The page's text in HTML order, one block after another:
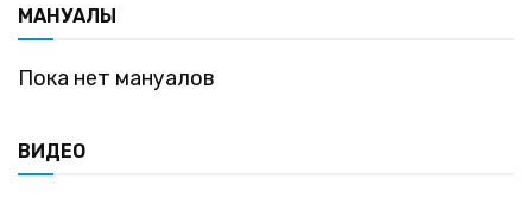
МАНУАЛЫ
Пока нет мануалов
ВИДЕО